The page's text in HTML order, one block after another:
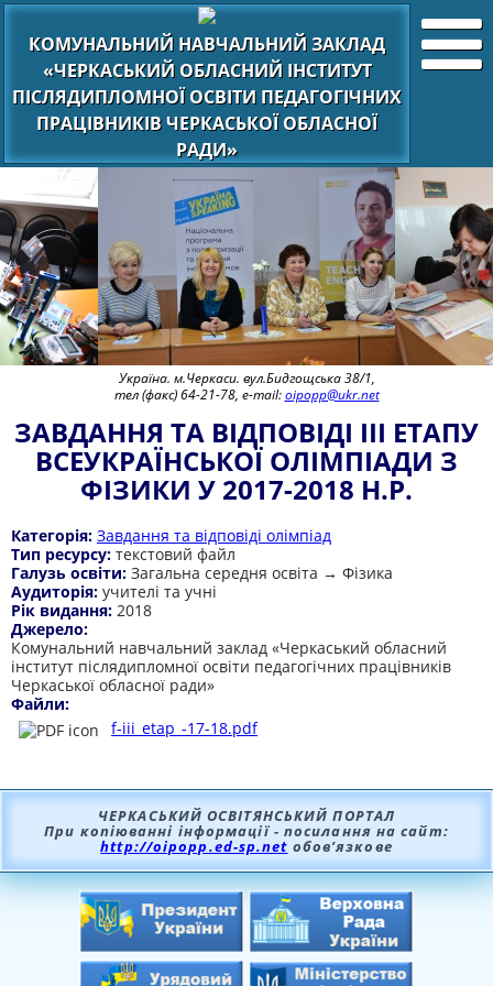
КОМУНАЛЬНИЙ НАВЧАЛЬНИЙ ЗАКЛАД
«ЧЕРКАСЬКИЙ ОБЛАСНИЙ ІНСТИТУТ
ПІСЛЯДИПЛОМНОЇ ОСВІТИ ПЕДАГОГІЧНИХ
ПРАЦІВНИКІВ ЧЕРКАСЬКОЇ ОБЛАСНОЇ
РАДИ»
Україна. м.Черкаси. вул.Бидгощська 38/1,
тел (факс) 64-21-78, e-mail:oipopp@ukr.net
ЗАВДАННЯ ТА ВІДПОВІДІ ІІІ ЕТАПУ
ВСЕУКРАЇНСЬКОЇ ОЛІМПІАДИ З
ФІЗИКИ У 2017-2018 Н.Р.
Категорія: Завдання та відповіді олімпіад
Тип ресурсу: текстовий файл
Галузь освіти: Загальна середня освіта → Фізика
Аудиторія: учителі та учні
Рік видання: 2018
Джерело:
Комунальний навчальний заклад «Черкаський обласний
інститут післядипломної освіти педагогічних працівників
Черкаської обласної ради»
Файли:
f-iii_etap_-17-18.pdf
ЧЕРКАСЬКИЙ ОСВІТЯНСЬКИЙ ПОРТАЛ
При копіюванні інформації - посилання на сайт:
http://oipopp.ed-sp.net обов’язкове